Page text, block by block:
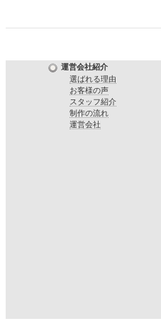
運営会社紹介
選ばれる理由
お客様の声
スタッフ紹介
制作の流れ
運営会社